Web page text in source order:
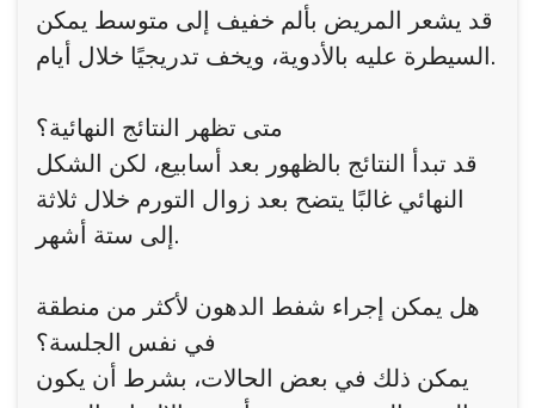
قد يشعر المريض بألم خفيف إلى متوسط يمكن
السيطرة عليه بالأدوية، ويخف تدريجيًا خلال أيام.
متى تظهر النتائج النهائية؟
قد تبدأ النتائج بالظهور بعد أسابيع، لكن الشكل
النهائي غالبًا يتضح بعد زوال التورم خلال ثلاثة
إلى ستة أشهر.
هل يمكن إجراء شفط الدهون لأكثر من منطقة
في نفس الجلسة؟
يمكن ذلك في بعض الحالات، بشرط أن يكون